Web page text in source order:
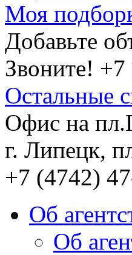
Моя
Добавьте
Звоните! +7
Остальные
Офис на
г. Липецк,
+7 (4742)
Об
Об